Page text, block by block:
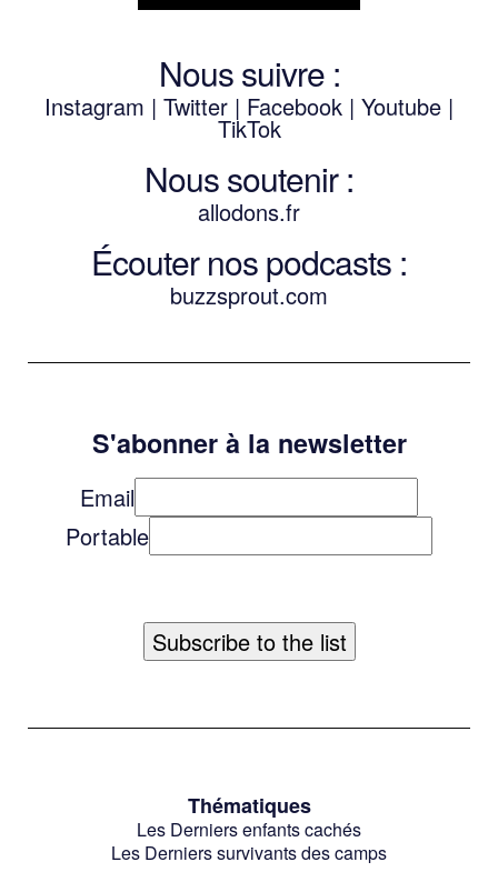
Nous suivre :
Instagram | Twitter | Facebook | Youtube |
TikTok
Nous soutenir :
allodons.fr
Écouter nos podcasts :
buzzsprout.com
S'abonner à la newsletter
Email
Portable
Thématiques
Les Derniers enfants cachés
Les Derniers survivants des camps